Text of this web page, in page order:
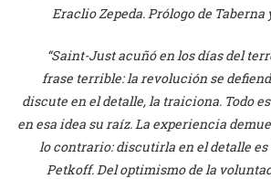
Eraclio Zepeda. Prólogo de Taberna
“Saint-Just acuñó en los días del
frase terrible: la revolución se
discute en el detalle, la traiciona. Todo
en esa idea su raíz. La experiencia
lo contrario: discutirla en el detalle es
Petkoff. Del optimismo de la